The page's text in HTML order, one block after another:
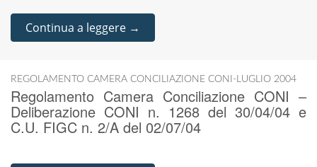
Continua a leggere →
REGOLAMENTO CAMERA CONCILIAZIONE CONI-LUGLIO 2004
Regolamento Camera Conciliazione CONI –
Deliberazione CONI n. 1268 del 30/04/04 e
C.U. FIGC n. 2/A del 02/07/04